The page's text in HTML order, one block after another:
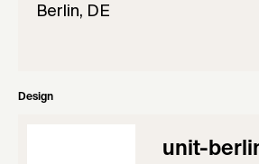
Berlin, DE
Design
unit-